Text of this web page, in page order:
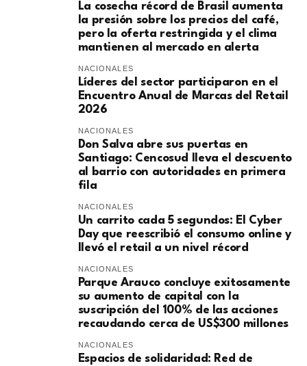
La cosecha récord de Brasil aumenta
la presión sobre los precios del café,
pero la oferta restringida y el clima
mantienen al mercado en alerta
NACIONALES
Líderes del sector participaron en el
Encuentro Anual de Marcas del Retail
2026
NACIONALES
Don Salva abre sus puertas en
Santiago: Cencosud lleva el descuento
al barrio con autoridades en primera
fila
NACIONALES
Un carrito cada 5 segundos: El Cyber
Day que reescribió el consumo online y
llevó el retail a un nivel récord
NACIONALES
Parque Arauco concluye exitosamente
su aumento de capital con la
suscripción del 100% de las acciones
recaudando cerca de US$300 millones
NACIONALES
Espacios de solidaridad: Red de